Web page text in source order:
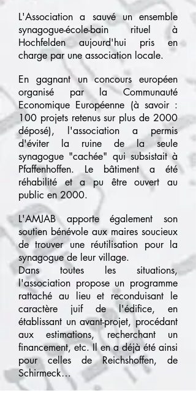
L'Association a sauvé un ensemble
synagogue-école-bain rituel à
Hochfelden aujourd'hui pris en
charge par une association locale.
En gagnant un concours européen
organisé par la Communauté
Economique Européenne (à savoir :
100 projets retenus sur plus de 2000
déposé), l'association a permis
d'éviter la ruine de la seule
synagogue "cachée" qui subsistait à
Pfaffenhoffen. Le bâtiment a été
réhabilité et a pu être ouvert au
public en 2000.
L'AMJAB apporte également son
soutien bénévole aux maires soucieux
de trouver une réutilisation pour la
synagogue de leur village.
Dans toutes les situations,
l'association propose un programme
rattaché au lieu et reconduisant le
caractère juif de l'édifice, en
établissant un avant-projet, procédant
aux estimations, recherchant un
financement, etc. Il en a déjà été ainsi
pour celles de Reichshoffen, de
Schirmeck…